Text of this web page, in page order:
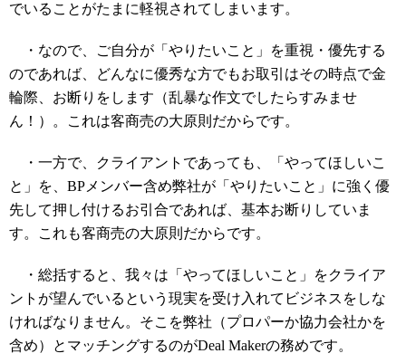
でいることがたまに軽視されてしまいます。
・なので、ご自分が「やりたいこと」を重視・優先する
のであれば、どんなに優秀な方でもお取引はその時点で金
輪際、お断りをします（乱暴な作文でしたらすみませ
ん！）。これは客商売の大原則だからです。
・一方で、クライアントであっても、「やってほしいこ
と」を、BPメンバー含め弊社が「やりたいこと」に強く優
先して押し付けるお引合であれば、基本お断りしていま
す。これも客商売の大原則だからです。
・総括すると、我々は「やってほしいこと」をクライア
ントが望んでいるという現実を受け入れてビジネスをしな
ければなりません。そこを弊社（プロパーか協力会社かを
含め）とマッチングするのがDeal Makerの務めです。